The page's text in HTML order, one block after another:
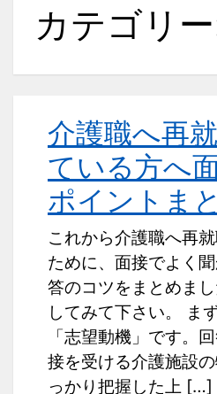
カテゴリ
介護職へ再
ている方へ
ポイントま
これから介護職へ再
ために、面接でよく
答のコツをまとめま
してみて下さい。 ま
「志望動機」です。
接を受ける介護施設
っかり把握した上 […]